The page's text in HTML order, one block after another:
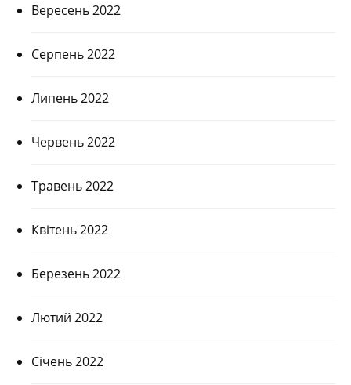
Вересень 2022
Серпень 2022
Липень 2022
Червень 2022
Травень 2022
Квітень 2022
Березень 2022
Лютий 2022
Січень 2022